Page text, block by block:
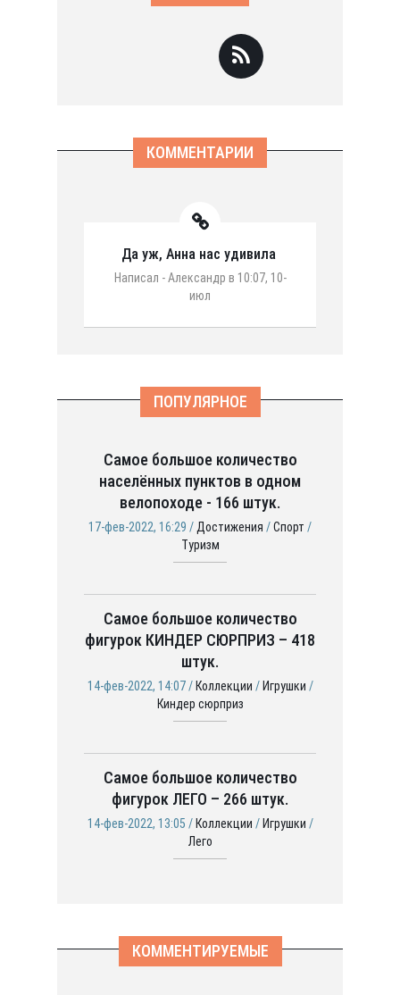
КОММЕНТАРИИ
Да уж, Анна нас удивила
Написал - Александр в 10:07, 10-
июл
ПОПУЛЯРНОЕ
Самое большое количество
населённых пунктов в одном
велопоходе - 166 штук.
17-фев-2022, 16:29 / Достижения /Спорт /
Туризм
Самое большое количество
фигурок КИНДЕР СЮРПРИЗ – 418
штук.
14-фев-2022, 14:07 / Коллекции / Игрушки /
Киндер сюрприз
Самое большое количество
фигурок ЛЕГО – 266 штук.
14-фев-2022, 13:05 / Коллекции / Игрушки /
Лего
КОММЕНТИРУЕМЫЕ